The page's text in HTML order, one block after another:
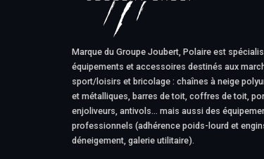
Marque du Groupe Joubert, Polaire est
équipements et accessoires destinés aux
sport/loisirs et bricolage : chaînes à neige
et métalliques, barres de toit, coffres de toit,
enjoliveurs, antivols… mais aussi des
professionnels (adhérence poids-lourd et
déneigement, galerie utilitaire).